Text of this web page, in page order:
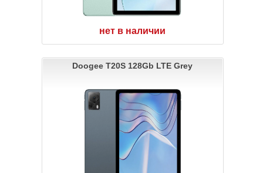
нет в наличии
Doogee T20S 128Gb LTE Grey